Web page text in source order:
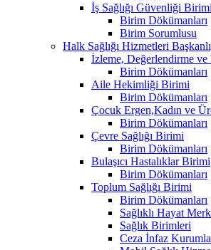
İş Sağlığı Güvenliği Birimi
Birim Dökümanları
Birim Sorumlusu
Halk Sağlığı Hizmetleri
İzleme, Değerlendirme
Birim Dökümanları
Aile Hekimliği Birimi
Birim Dökümanları
Çocuk Ergen,Kadın ve
Birim Dökümanları
Çevre Sağlığı Birimi
Birim Dökümanları
Bulaşıcı Hastalıklar Birimi
Birim Dökümanları
Toplum Sağlığı Birimi
Birim Dökümanları
Sağlıklı Hayat
Sağlık Birimleri
Ceza İnfaz